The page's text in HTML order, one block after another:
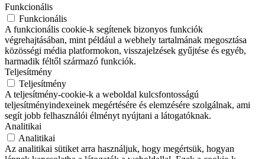
Funkcionális
Funkcionális
A funkcionális cookie-k segítenek bizonyos funkciók
végrehajtásában, mint például a webhely tartalmának megosztása
közösségi média platformokon, visszajelzések gyűjtése és egyéb,
harmadik féltől származó funkciók.
Teljesítmény
Teljesítmény
A teljesítmény-cookie-k a weboldal kulcsfontosságú
teljesítményindexeinek megértésére és elemzésére szolgálnak, ami
segít jobb felhasználói élményt nyújtani a látogatóknak.
Analitikai
Analitikai
Az analitikai sütiket arra használjuk, hogy megértsük, hogyan